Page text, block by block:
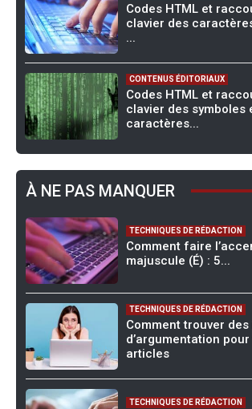
Codes HTML et
clavier des
...
CONTENUS ÉDITORIAUX
Codes HTML et
clavier des symboles
caractères...
À NE PAS MANQUER
TECHNIQUES DE RÉDACTION
Comment faire
majuscule (É) : 5...
TECHNIQUES DE RÉDACTION
Comment trouver
d’argumentation pour
articles
TECHNIQUES DE RÉDACTION